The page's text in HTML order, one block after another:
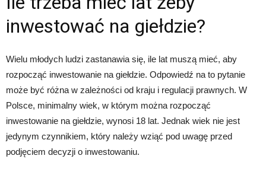
inwestować na giełdzie?
Wielu młodych ludzi zastanawia się, ile lat muszą mieć, aby
rozpocząć inwestowanie na giełdzie. Odpowiedź na to pytanie
może być różna w zależności od kraju i regulacji prawnych. W
Polsce, minimalny wiek, w którym można rozpocząć
inwestowanie na giełdzie, wynosi 18 lat. Jednak wiek nie jest
jedynym czynnikiem, który należy wziąć pod uwagę przed
podjęciem decyzji o inwestowaniu.